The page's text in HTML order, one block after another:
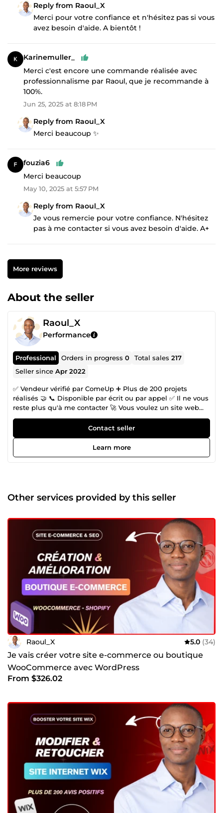
Reply from Raoul_X
Merci pour votre confiance et n'hésitez pas si vous
avez besoin d'aide. A bientôt !
Karinemuller_
Merci c'est encore une commande réalisée avec
professionnalisme par Raoul, que je recommande à
100%.
Jun 25, 2025 at 8:18 PM
Reply from Raoul_X
Merci beaucoup ✨
fouzia6
Merci beaucoup
May 10, 2025 at 5:57 PM
Reply from Raoul_X
Je vous remercie pour votre confiance. N'hésitez
pas à me contacter si vous avez besoin d'aide. A+
More reviews
About the seller
Raoul_X
Performance
Professional Orders in progress0 Total sales217
Seller sinceApr 2022
✅ Vendeur vérifié par ComeUp ➕ Plus de 200 projets
réalisés 🤝 📞 Disponible par écrit ou par appel ✅ Il ne vous
reste plus qu'à me contacter 🚀 Vous voulez un site web
rapide, professionnel et qui convertit réellement ?
Développeur web &amp; consultant SEO avec plusieurs
dizaines de projets réalisés, j’accompagne entrepreneurs,
entreprises et e-commerçants dans la création de sites
performants. 🔹 Création &amp; refonte de sites WordPress
structuré ✅ Communication claire ✅ Respect des délais 👉
Cliquez sur un service et discutons de votre projet. Raoul
Contact seller
Learn more
Other services provided by this seller
Raoul_X 5.0 (34)
Je vais créer votre site e-commerce ou boutique
WooCommerce avec WordPress
From $326.02